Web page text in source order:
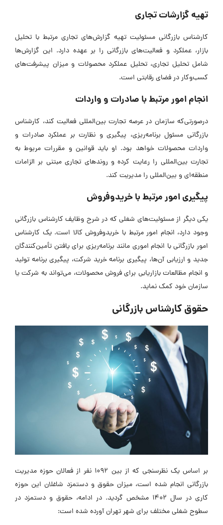
تهیه گزارشات تجاری
کارشناس بازرگانی مسئولیت تهیه گزارش‌های تجاری مرتبط با تحلیل
بازار، عملکرد و فعالیت‌های بازرگانی را بر عهده دارد. این گزارش‌ها
شامل تحلیل تجاری، تحلیل عملکرد محصولات و میزان پیشرفت‌های
کسب‌و‌کار در فضای رقابتی است.
انجام امور مرتبط با صادرات و واردات
درصورتی‌که سازمان در عرصه تجارت بین‌المللی فعالیت کند، کارشناس
بازرگانی مسئول برنامه‌ریزی، پیگیری و نظارت بر عملکرد صادرات و
واردات محصولات خواهد بود. او باید قوانین و مقررات مربوط به
تجارت بین‌المللی را رعایت کرده و روندهای تجاری مبتنی بر الزامات
منطقه‌ای و بین‌المللی را مدیریت کند.
پیگیری امور مرتبط با خریدوفروش
یکی دیگر از مسئولیت‌های شغلی که در شرح وظایف کارشناس بازرگانی
وجود دارد، انجام امور مرتبط با خریدوفروش کالا است. یک کارشناس
امور بازرگانی با انجام اموری مانند برنامه‌ریزی برای یافتن تأمین‌کنندگان
جدید و ارزیابی آن‌ها، پیگیری برنامه خرید شرکت، پیگیری برنامه تولید
و انجام مظالعات بازاریابی برای فروش محصولات، می‌تواند به شرکت یا
سازمان خود کمک نماید.
حقوق کارشناس بازرگانی
بر اساس یک نظرسنجی که از بین 1092 نفر از فعالان حوزه مدیریت
بازرگانی انجام شده است، میزان حقوق و دستمزد شاغلان این حوزه
کاری در سال 1402 مشخص گردید. در ادامه، حقوق و دستمزد در
سطوح شغلی مختلف برای شهر تهران آورده شده است: